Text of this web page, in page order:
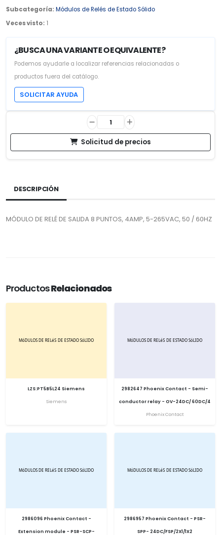
Subcategoría: Módulos de Relés de Estado Sólido
Veces visto: 1
¿BUSCA UNA VARIANTE O EQUIVALENTE?
Podemos ayudarle a localizar referencias relacionadas o
productos fuera del catálogo.
SOLICITAR AYUDA
Solicitud de precios
DESCRIPCIÓN
MÓDULO DE RELÉ DE SALIDA 8 PUNTOS, 4AMP, 5-265VAC, 50 / 60HZ
ProductosRelacionados
LZS:PT5B5L24 Siemens
Siemens
2982647 Phoenix Contact - Semi-
conductor relay - OV-24DC/ 60DC/4
Phoenix Contact
2986096 Phoenix Contact -
Extension module - PSR-SCP-
2986957 Phoenix Contact - PSR-
SPP- 24DC/FSP/2X1/1X2